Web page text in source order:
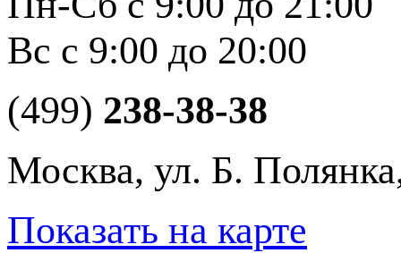
Вс с 9:00 до 20:00
(499) 238-38-38
Москва, ул. Б.
Показать на карте